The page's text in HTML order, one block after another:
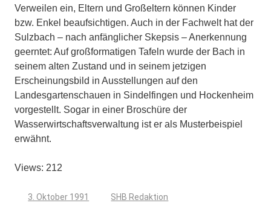
Verweilen ein, Eltern und Großeltern können Kinder
bzw. Enkel beaufsichtigen. Auch in der Fachwelt hat der
Sulzbach – nach anfänglicher Skepsis – Anerkennung
geerntet: Auf großformatigen Tafeln wurde der Bach in
seinem alten Zustand und in seinem jetzigen
Erscheinungsbild in Ausstellungen auf den
Landesgartenschauen in Sindelfingen und Hockenheim
vorgestellt. Sogar in einer Broschüre der
Wasserwirtschaftsverwaltung ist er als Musterbeispiel
erwähnt.
Views: 212
3. Oktober 1991
SHB Redaktion